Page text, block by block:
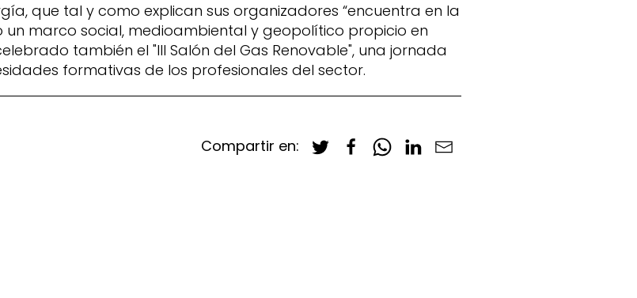
que tal y como explican sus organizadores “encuentra en la
marco social, medioambiental y geopolítico propicio en
también el "III Salón del Gas Renovable", una jornada
formativas de los profesionales del sector.
Compartir en: